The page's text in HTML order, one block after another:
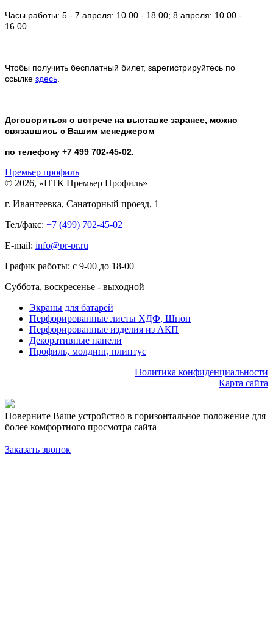
Часы работы: 5 - 7 апреля: 10.00 - 18.00; 8 апреля: 10.00 -
16.00
Чтобы получить бесплатный билет, зарегистрируйтесь по
ссылке здесь
Договориться о встрече на выставке заранее, можно
связавшись с Вашим менеджером
по телефону +7 499 702-45-02.
Премьер профиль
© 2026, «ПТК Премьер Профиль»
г. Ивантеевка, Санаторный проезд, 1
Тел/факс: +7 (499) 702-45-02
E-mail: info@pr-pr.ru
График работы: с 9-00 до 18-00
Суббота, воскресенье - выходной
Экраны для батарей
Перфорированные листы ХДФ, Шпон
Перфорированные изделия из АКП
Декоративные панели
Профиль, молдинг, плинтус
Политика конфиденциальности
Карта сайта
Поверните Ваше устройство в горизонтальное положение для
более комфортного просмотра сайта
Заказать звонок